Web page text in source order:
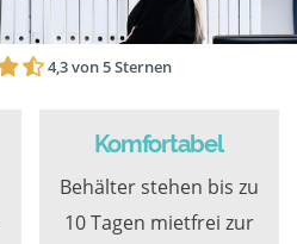
4,3 von 5 Sternen
Komfortabel
Behälter stehen bis zu
10 Tagen mietfrei zur